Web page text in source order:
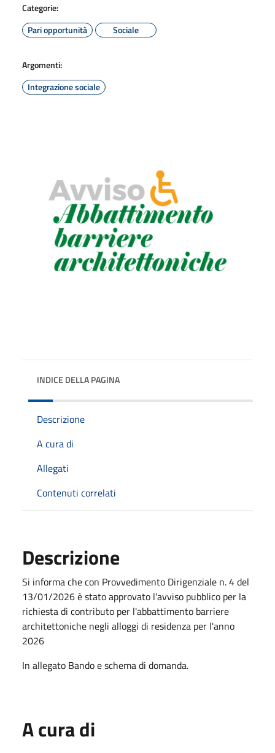
Categorie:
Pari opportunità
Sociale
Argomenti:
Integrazione sociale
INDICE DELLA PAGINA
Descrizione
A cura di
Allegati
Contenuti correlati
Descrizione
Si informa che con Provvedimento Dirigenziale n. 4 del
13/01/2026 è stato approvato l'avviso pubblico per la
richiesta di contributo per l'abbattimento barriere
architettoniche negli alloggi di residenza per l'anno
2026
In allegato Bando e schema di domanda.
A cura di